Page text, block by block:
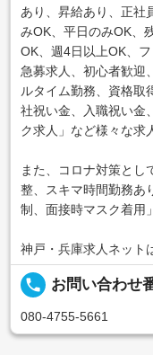
あり、昇給あり、正社
みOK、平日のみOK、
OK、週4日以上OK、
急募求人、初心者歓迎
ルタイム勤務、資格取
社祝い金、入職祝い金
ク求人」など様々な求
また、コロナ対策とし
整、スキマ時間勤務あ
制、面接時マスク着用
神戸・兵庫求人ネット
local_phone お問い合わせ
080-4755-5661